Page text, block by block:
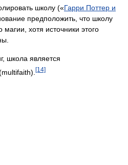
школу («Гарри Поттер и
предположить, что школу
хотя источники этого
школа является
[14]